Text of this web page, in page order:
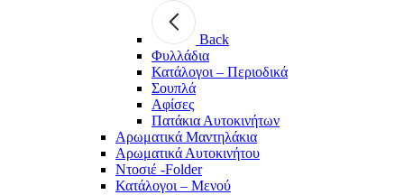
Back
Φυλλάδια
Κατάλογοι – Περιοδικά
Σουπλά
Αφίσες
Πατάκια Αυτοκινήτων
Αρωματικά Μαντηλάκια
Αρωματικά Αυτοκινήτου
Ντοσιέ -Folder
Κατάλογοι – Μενού